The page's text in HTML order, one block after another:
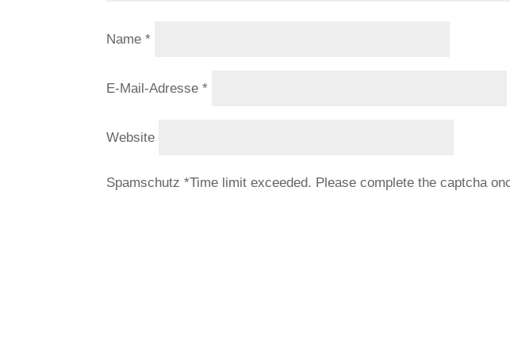
Name*
E-Mail-Adresse*
Website
Spamschutz *Time limit exceeded. Please complete the captcha